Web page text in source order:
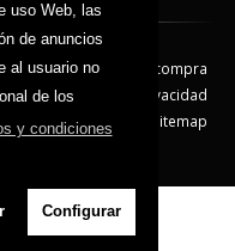
uso Web, las
de anuncios
al usuario no
de los
y condiciones
Configurar
Condiciones de compra
Política de Privacidad
de Cookies
Sitemap